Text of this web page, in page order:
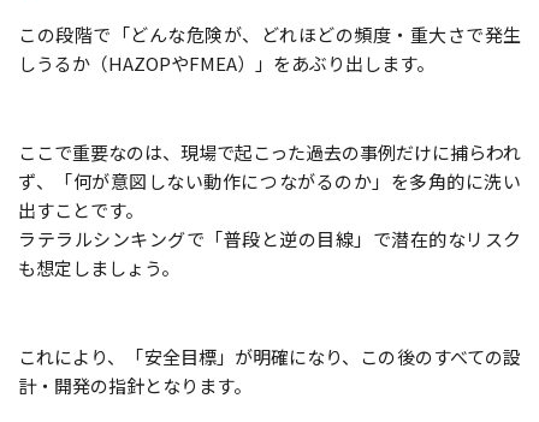
この段階で「どんな危険が、どれほどの頻度・重大さで発生
しうるか（HAZOPやFMEA）」をあぶり出します。
ここで重要なのは、現場で起こった過去の事例だけに捕らわれ
ず、「何が意図しない動作につながるのか」を多角的に洗い
出すことです。
ラテラルシンキングで「普段と逆の目線」で潜在的なリスク
も想定しましょう。
これにより、「安全目標」が明確になり、この後のすべての設
計・開発の指針となります。